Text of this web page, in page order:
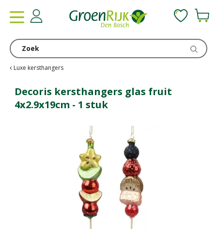
Luxe kersthangers
Decoris kersthangers glas fruit
4x2.9x19cm - 1 stuk